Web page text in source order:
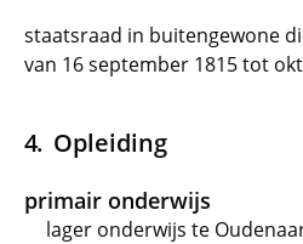
staatsraad in buitengewone
van 16 september 1815 tot
Opleiding
primair onderwijs
lager onderwijs te